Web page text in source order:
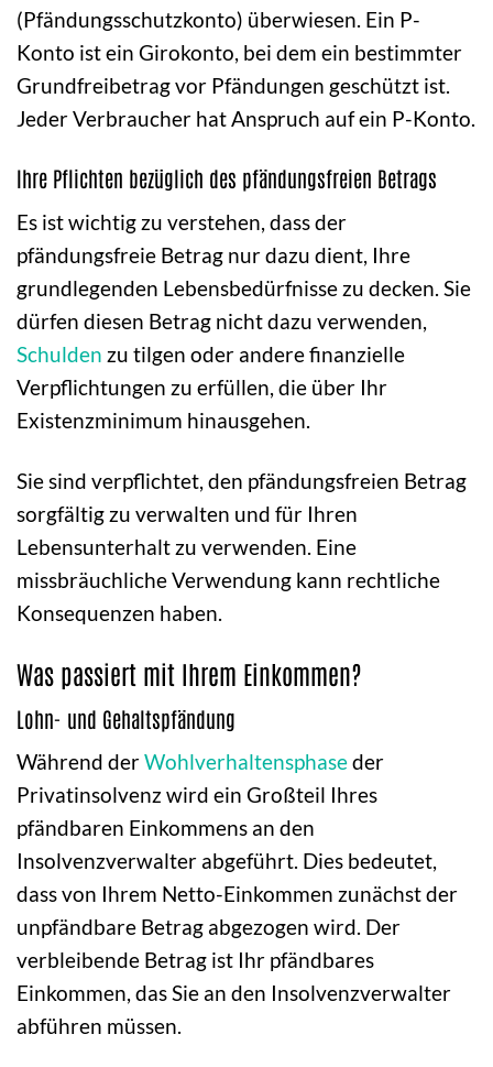
(Pfändungsschutzkonto) überwiesen. Ein P-
Konto ist ein Girokonto, bei dem ein bestimmter
Grundfreibetrag vor Pfändungen geschützt ist.
Jeder Verbraucher hat Anspruch auf ein P-Konto.
Ihre Pflichten bezüglich des pfändungsfreien Betrags
Es ist wichtig zu verstehen, dass der
pfändungsfreie Betrag nur dazu dient, Ihre
grundlegenden Lebensbedürfnisse zu decken. Sie
dürfen diesen Betrag nicht dazu verwenden,
Schulden zu tilgen oder andere finanzielle
Verpflichtungen zu erfüllen, die über Ihr
Existenzminimum hinausgehen.
Sie sind verpflichtet, den pfändungsfreien Betrag
sorgfältig zu verwalten und für Ihren
Lebensunterhalt zu verwenden. Eine
missbräuchliche Verwendung kann rechtliche
Konsequenzen haben.
Was passiert mit Ihrem Einkommen?
Lohn- und Gehaltspfändung
Während derWohlverhaltensphaseder
Privatinsolvenz wird ein Großteil Ihres
pfändbaren Einkommens an den
Insolvenzverwalter abgeführt. Dies bedeutet,
dass von Ihrem Netto-Einkommen zunächst der
unpfändbare Betrag abgezogen wird. Der
verbleibende Betrag ist Ihr pfändbares
Einkommen, das Sie an den Insolvenzverwalter
abführen müssen.